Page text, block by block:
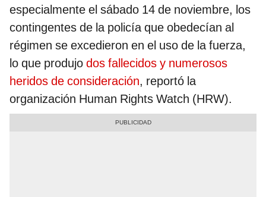
especialmente el sábado 14 de noviembre, los
contingentes de la policía que obedecían al
régimen se excedieron en el uso de la fuerza,
lo que produjo dos fallecidos y numerosos
heridos de consideración, reportó la
organización Human Rights Watch (HRW).